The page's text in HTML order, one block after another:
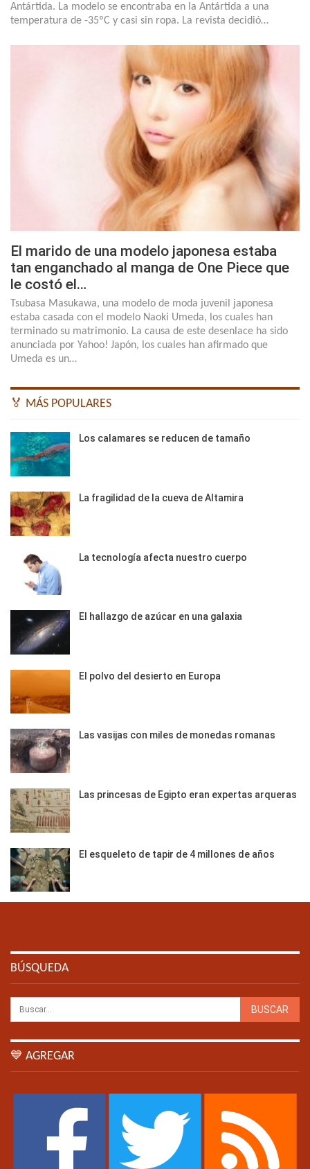
Antártida. La modelo se encontraba en la Antártida a una
temperatura de -35ºC y casi sin ropa. La revista decidió…
El marido de una modelo japonesa estaba
tan enganchado al manga de One Piece que
le costó el…
Tsubasa Masukawa, una modelo de moda juvenil japonesa
estaba casada con el modelo Naoki Umeda, los cuales han
terminado su matrimonio. La causa de este desenlace ha sido
anunciada por Yahoo! Japón, los cuales han afirmado que
Umeda es un…
🏅 MÁS POPULARES
Los calamares se reducen de tamaño
La fragilidad de la cueva de Altamira
La tecnología afecta nuestro cuerpo
El hallazgo de azúcar en una galaxia
El polvo del desierto en Europa
Las vasijas con miles de monedas romanas
Las princesas de Egipto eran expertas arqueras
El esqueleto de tapir de 4 millones de años
BÚSQUEDA
💙 AGREGAR